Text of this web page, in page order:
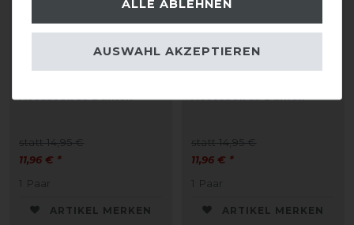
statt 14,95 €
11,96 € *
1 Paar
ARTIKEL MERKEN
statt 14,95 €
11,96 € *
1 Paar
ARTIKEL MERKEN
ALLE ABLEHNEN
AUSWAHL AKZEPTIEREN